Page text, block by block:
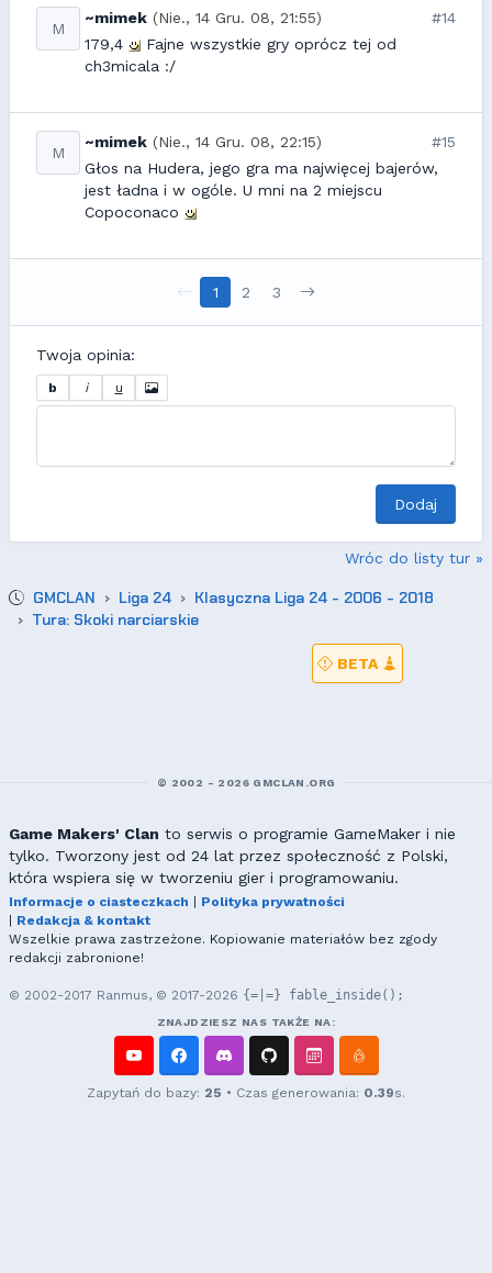
M
~mimek (Nie., 14 Gru. 08, 21:55)
#14
179,4
Fajne wszystkie gry oprócz tej od
ch3micala :/
M
~mimek (Nie., 14 Gru. 08, 22:15)
#15
Głos na Hudera, jego gra ma najwięcej bajerów,
jest ładna i w ogóle. U mni na 2 miejscu
Copoconaco
1 2 3
Twoja opinia:
b i u
Dodaj
Wróc do listy tur »
GMCLAN Liga 24
Klasyczna Liga 24 - 2006 - 2018
Tura: Skoki narciarskie
BETA
© 2002 - 2026 GMCLAN.ORG
Game Makers' Clan to serwis o programie GameMaker i nie
tylko. Tworzony jest od 24 lat przez społeczność z Polski,
która wspiera się w tworzeniu gier i programowaniu.
Informacje o ciasteczkach
Polityka prywatności
Redakcja & kontakt
Wszelkie prawa zastrzeżone. Kopiowanie materiałów bez zgody
redakcji zabronione!
© 2002-2017 Ranmus, © 2017-2026 {=|=} fable_inside();
ZNAJDZIESZ NAS TAKŻE NA:
Zapytań do bazy: 25 • Czas generowania: 0.39s.